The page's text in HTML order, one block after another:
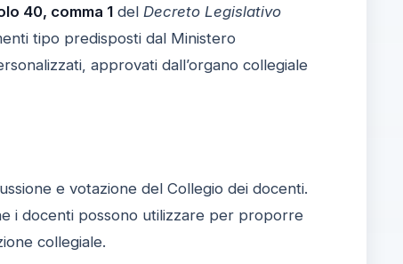
40, comma 1del Decreto Legislativo
tipo predisposti dal Ministero
approvati dall’organo collegiale
e votazione del Collegio dei docenti.
i docenti possono utilizzare per proporre
collegiale.